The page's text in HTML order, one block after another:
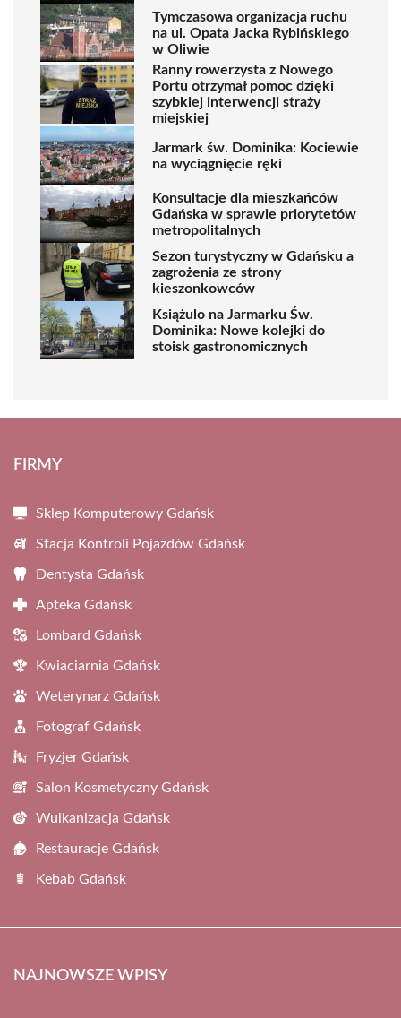
Tymczasowa organizacja ruchu
na ul. Opata Jacka Rybińskiego
w Oliwie
Ranny rowerzysta z Nowego
Portu otrzymał pomoc dzięki
szybkiej interwencji straży
miejskiej
Jarmark św. Dominika: Kociewie
na wyciągnięcie ręki
Konsultacje dla mieszkańców
Gdańska w sprawie priorytetów
metropolitalnych
Sezon turystyczny w Gdańsku a
zagrożenia ze strony
kieszonkowców
Książulo na Jarmarku Św.
Dominika: Nowe kolejki do
stoisk gastronomicznych
FIRMY
Sklep Komputerowy Gdańsk
Stacja Kontroli Pojazdów Gdańsk
Dentysta Gdańsk
Apteka Gdańsk
Lombard Gdańsk
Kwiaciarnia Gdańsk
Weterynarz Gdańsk
Fotograf Gdańsk
Fryzjer Gdańsk
Salon Kosmetyczny Gdańsk
Wulkanizacja Gdańsk
Restauracje Gdańsk
Kebab Gdańsk
NAJNOWSZE WPISY